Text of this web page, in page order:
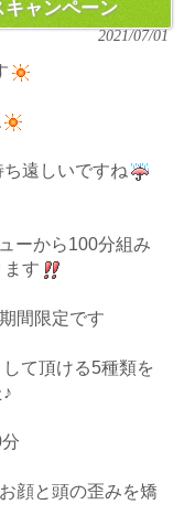
ャンペーン
2021/07/01
遠しいですね
ーから100分組み
す
間限定です
て頂ける5種類を
顔と頭の歪みを矯